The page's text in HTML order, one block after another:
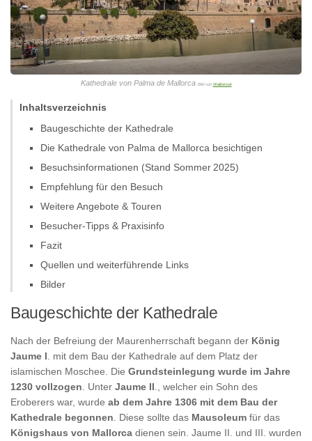
Kathedrale von Palma de Mallorca Bild von Walkerssk
Inhaltsverzeichnis
Baugeschichte der Kathedrale
Die Kathedrale von Palma de Mallorca besichtigen
Besuchsinformationen (Stand Sommer 2025)
Empfehlung für den Besuch
Weitere Angebote & Touren
Besucher-Tipps & Praxisinfo
Fazit
Quellen und weiterführende Links
Bilder
Baugeschichte der Kathedrale
Nach der Befreiung der Maurenherrschaft begann der König
Jaume I . mit dem Bau der Kathedrale auf dem Platz der
islamischen Moschee. Die Grundsteinlegung wurde im Jahre
1230 vollzogen . Unter Jaume II ., welcher ein Sohn des
Eroberers war, wurde ab dem Jahre 1306 mit dem Bau der
Kathedrale begonnen . Diese sollte das Mausoleum für das
Königshaus von Mallorca dienen sein. Jaume II. und III. wurden